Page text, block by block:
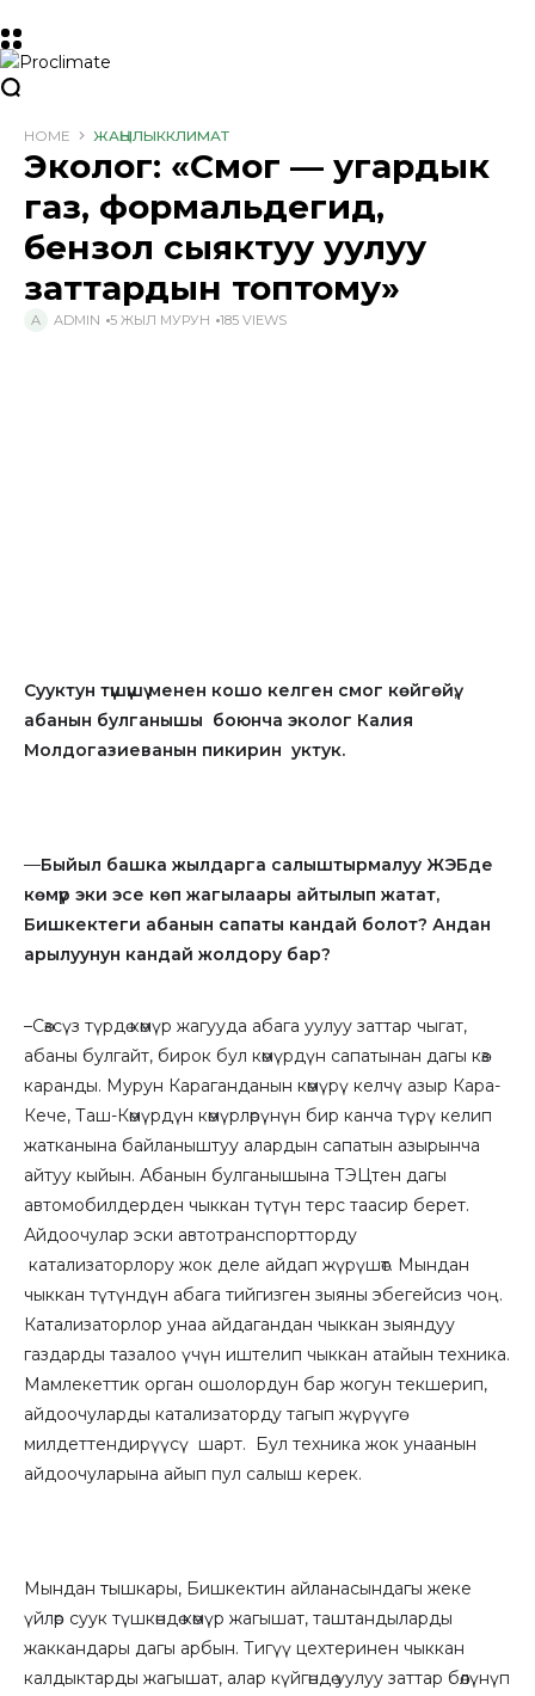
HOME ЖАҢЫЛЫККЛИМАТ
Эколог: «Смог — угардык
газ, формальдегид,
бензол сыяктуу уулуу
заттардын топтому»
ADMIN 5 ЖЫЛ МУРУН 185 VIEWS
Сууктун түшүшү менен кошо келген смог көйгөйү,
абанын булганышы боюнча эколог Калия
Молдогазиеванын пикирин уктук.
—Быйыл башка жылдарга салыштырмалуу ЖЭБде
көмүр эки эсе көп жагылаары айтылып жатат,
Бишкектеги абанын сапаты кандай болот? Андан
арылуунун кандай жолдору бар?
–Сөзсүз түрдө көмүр жагууда абага уулуу заттар чыгат,
абаны булгайт, бирок бул көмүрдүн сапатынан дагы көз
каранды. Мурун Караганданын көмүрү келчү азыр Кара-
Кече, Таш-Көмүрдүн көмүрлөрүнүн бир канча түрү келип
жатканына байланыштуу алардын сапатын азырынча
айтуу кыйын. Абанын булганышына ТЭЦтен дагы
автомобилдерден чыккан түтүн терс таасир берет.
Айдоочулар эски автотранспортторду
катализаторлору жок деле айдап жүрүшөт. Мындан
чыккан түтүндүн абага тийгизген зыяны эбегейсиз чоң.
Катализаторлор унаа айдагандан чыккан зыяндуу
газдарды тазалоо үчүн иштелип чыккан атайын техника.
Мамлекеттик орган ошолордун бар жогун текшерип,
айдоочуларды катализаторду тагып жүрүүгө
милдеттендирүүсү шарт. Бул техника жок унаанын
айдоочуларына айып пул салыш керек.
Мындан тышкары, Бишкектин айланасындагы жеке
үйлөр суук түшкөндө көмүр жагышат, таштандыларды
жаккандары дагы арбын. Тигүү цехтеринен чыккан
калдыктарды жагышат, алар күйгөндө уулуу заттар бөлүнүп